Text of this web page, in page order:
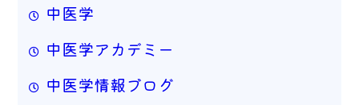
中医学
中医学アカデミー
中医学情報ブログ